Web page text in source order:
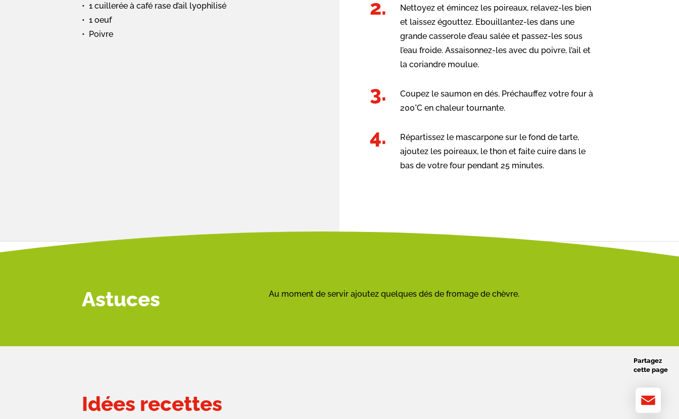
1 cuillerée à café rase d’ail lyophilisé
1 oeuf
Poivre
Nettoyez et émincez les poireaux, relavez-les bien
et laissez égouttez. Ebouillantez-les dans une
grande casserole d’eau salée et passez-les sous
l’eau froide. Assaisonnez-les avec du poivre, l’ail et
la coriandre moulue.
Coupez le saumon en dés. Préchauffez votre four à
200°C en chaleur tournante.
Répartissez le mascarpone sur le fond de tarte,
ajoutez les poireaux, le thon et faite cuire dans le
bas de votre four pendant 25 minutes.
Astuces Au moment de servir ajoutez quelques dés de fromage de chèvre.
Partagez
cette page
Idées recettes